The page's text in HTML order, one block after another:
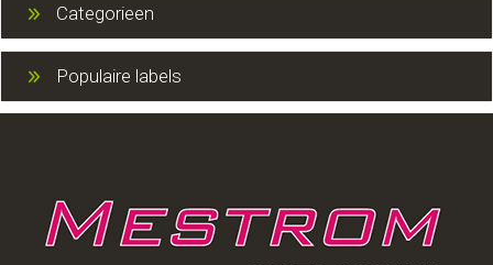
Categorieen
Populaire labels